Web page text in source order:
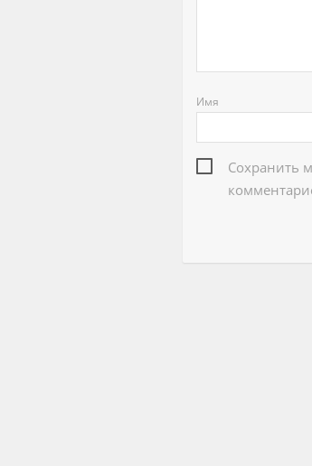
Имя
Сохранить